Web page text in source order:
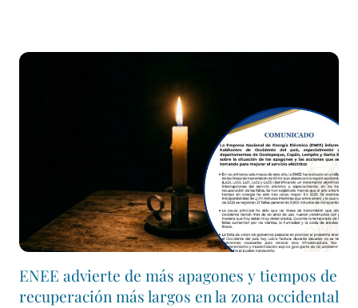
ENEE advierte de más apagones y tiempos de
recuperación más largos en la zona occidental